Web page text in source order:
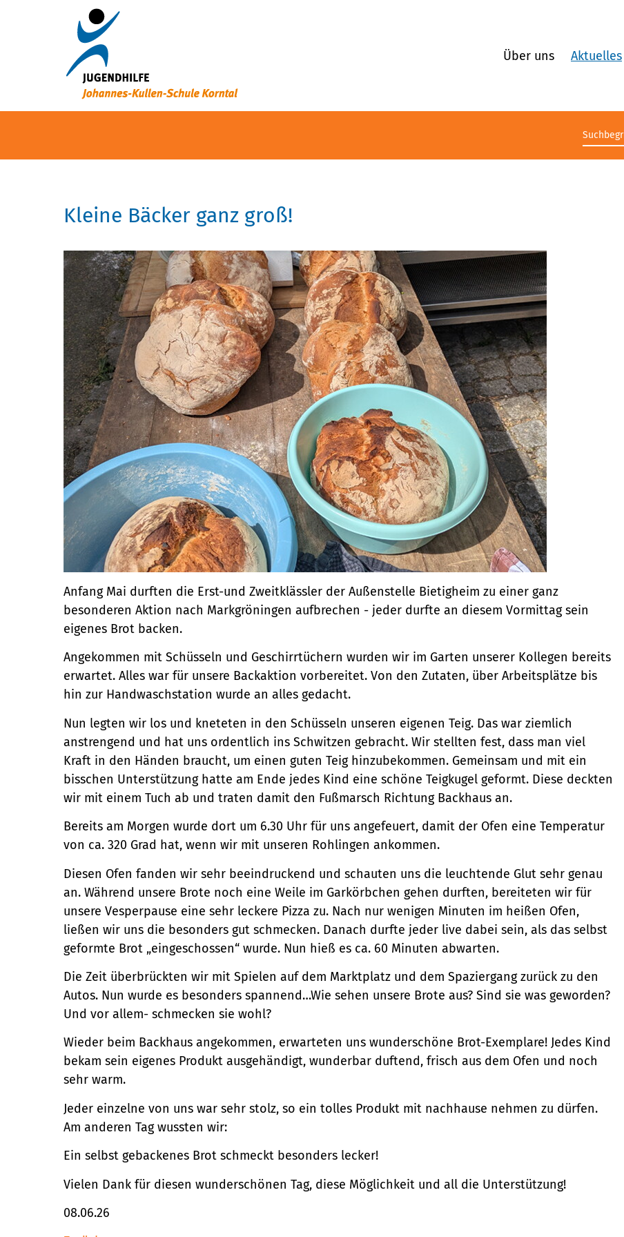
Über uns Aktuelles
Kleine Bäcker ganz groß!
Anfang Mai durften die Erst-und Zweitklässler der Außenstelle Bietigheim zu einer ganz
besonderen Aktion nach Markgröningen aufbrechen - jeder durfte an diesem Vormittag sein
eigenes Brot backen.
Angekommen mit Schüsseln und Geschirrtüchern wurden wir im Garten unserer Kollegen bereits
erwartet. Alles war für unsere Backaktion vorbereitet. Von den Zutaten, über Arbeitsplätze bis
hin zur Handwaschstation wurde an alles gedacht.
Nun legten wir los und kneteten in den Schüsseln unseren eigenen Teig. Das war ziemlich
anstrengend und hat uns ordentlich ins Schwitzen gebracht. Wir stellten fest, dass man viel
Kraft in den Händen braucht, um einen guten Teig hinzubekommen. Gemeinsam und mit ein
bisschen Unterstützung hatte am Ende jedes Kind eine schöne Teigkugel geformt. Diese deckten
wir mit einem Tuch ab und traten damit den Fußmarsch Richtung Backhaus an.
Bereits am Morgen wurde dort um 6.30 Uhr für uns angefeuert, damit der Ofen eine Temperatur
von ca. 320 Grad hat, wenn wir mit unseren Rohlingen ankommen.
Diesen Ofen fanden wir sehr beeindruckend und schauten uns die leuchtende Glut sehr genau
an. Während unsere Brote noch eine Weile im Garkörbchen gehen durften, bereiteten wir für
unsere Vesperpause eine sehr leckere Pizza zu. Nach nur wenigen Minuten im heißen Ofen,
ließen wir uns die besonders gut schmecken. Danach durfte jeder live dabei sein, als das selbst
geformte Brot „eingeschossen“ wurde. Nun hieß es ca. 60 Minuten abwarten.
Die Zeit überbrückten wir mit Spielen auf dem Marktplatz und dem Spaziergang zurück zu den
Autos. Nun wurde es besonders spannend…Wie sehen unsere Brote aus? Sind sie was geworden?
Und vor allem- schmecken sie wohl?
Wieder beim Backhaus angekommen, erwarteten uns wunderschöne Brot-Exemplare! Jedes Kind
bekam sein eigenes Produkt ausgehändigt, wunderbar duftend, frisch aus dem Ofen und noch
sehr warm.
Jeder einzelne von uns war sehr stolz, so ein tolles Produkt mit nachhause nehmen zu dürfen.
Am anderen Tag wussten wir:
Ein selbst gebackenes Brot schmeckt besonders lecker!
Vielen Dank für diesen wunderschönen Tag, diese Möglichkeit und all die Unterstützung!
08.06.26